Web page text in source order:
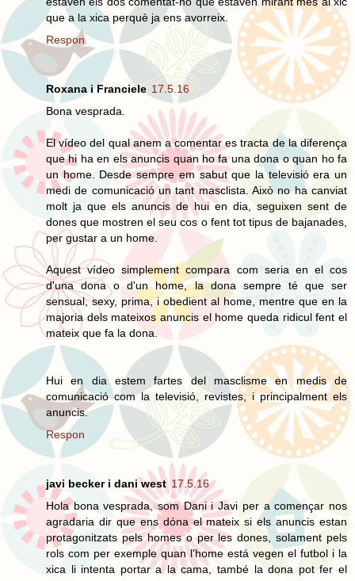
que a la xica perquè ja ens avorreix.
Respon
Roxana i Franciele 17.5.16
Bona vesprada.
El vídeo del qual anem a comentar es tracta de la diferença
que hi ha en els anuncis quan ho fa una dona o quan ho fa
un home. Desde sempre em sabut que la televisió era un
medi de comunicació un tant masclista. Això no ha canviat
molt ja que els anuncis de hui en dia, seguixen sent de
dones que mostren el seu cos o fent tot tipus de bajanades,
per gustar a un home.
Aquest vídeo simplement compara com seria en el cos
d'una dona o d'un home, la dona sempre té que ser
sensual, sexy, prima, i obedient al home, mentre que en la
majoria dels mateixos anuncis el home queda ridicul fent el
mateix que fa la dona.
Hui en dia estem fartes del masclisme en medis de
comunicació com la televisió, revistes, i principalment els
anuncis.
Respon
javi becker i dani west 17.5.16
Hola bona vesprada, som Dani i Javi per a començar nos
agradaria dir que ens dóna el mateix si els anuncis estan
protagonitzats pels homes o per les dones, solament pels
rols com per exemple quan l'home está vegen el futbol i la
xica li intenta portar a la cama, també la dona pot fer el